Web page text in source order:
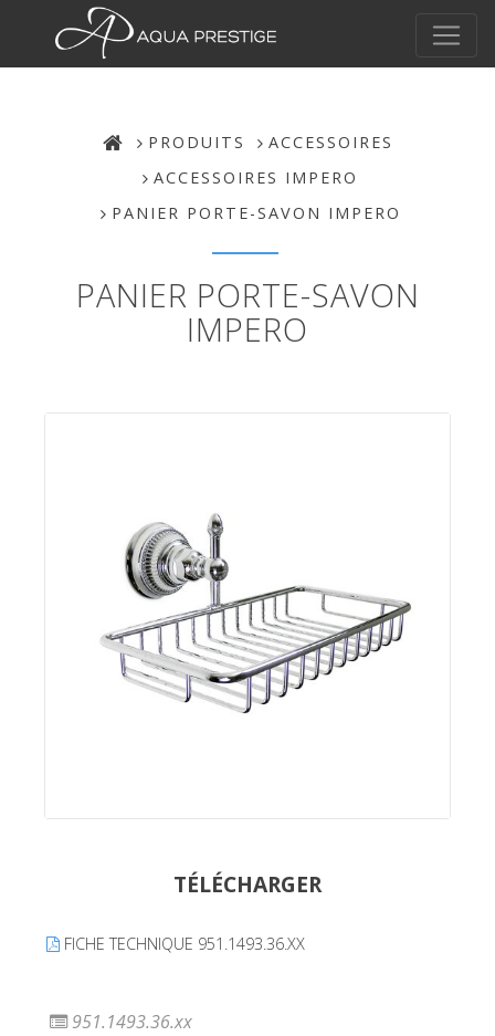
PRODUITS
ACCESSOIRES
ACCESSOIRES IMPERO
PANIER PORTE-SAVON IMPERO
PANIER PORTE-SAVON
IMPERO
TÉLÉCHARGER
FICHE TECHNIQUE 951.1493.36.XX
951.1493.36.xx